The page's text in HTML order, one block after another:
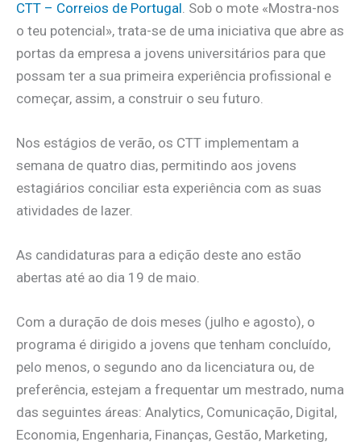
CTT – Correios de Portugal . Sob o mote «Mostra-nos
o teu potencial», trata-se de uma iniciativa que abre as
portas da empresa a jovens universitários para que
possam ter a sua primeira experiência profissional e
começar, assim, a construir o seu futuro.
Nos estágios de verão, os CTT implementam a
semana de quatro dias, permitindo aos jovens
estagiários conciliar esta experiência com as suas
atividades de lazer.
As candidaturas para a edição deste ano estão
abertas até ao dia 19 de maio.
Com a duração de dois meses (julho e agosto), o
programa é dirigido a jovens que tenham concluído,
pelo menos, o segundo ano da licenciatura ou, de
preferência, estejam a frequentar um mestrado, numa
das seguintes áreas: Analytics, Comunicação, Digital,
Economia, Engenharia, Finanças, Gestão, Marketing,